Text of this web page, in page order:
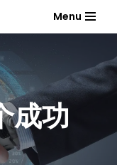
Menu
成功